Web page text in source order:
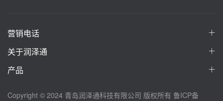
营销电话
关于润泽通
产品
Copyright © 2024 青岛润泽通科技有限公司 版权所有 鲁ICP备